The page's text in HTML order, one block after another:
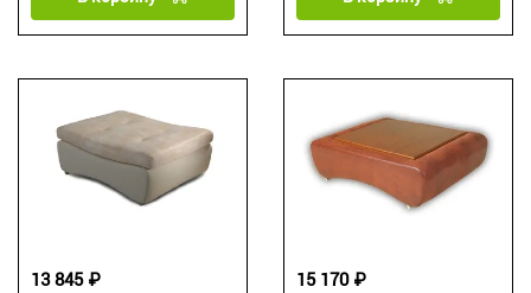
13 845 ₽ 15 170 ₽